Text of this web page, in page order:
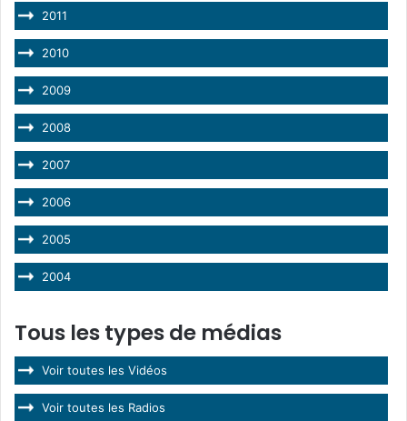
2011
2010
2009
2008
2007
2006
2005
2004
Tous les types de médias
Voir toutes les Vidéos
Voir toutes les Radios